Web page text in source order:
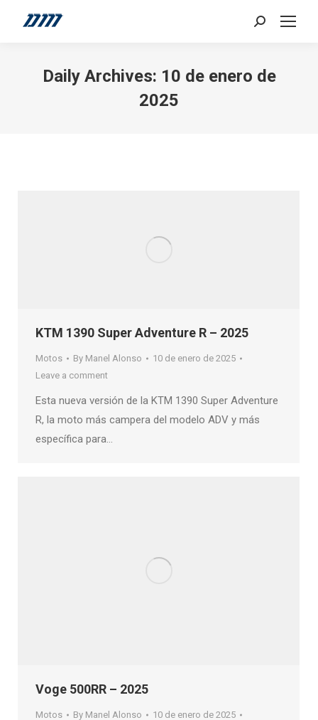
Search:
Daily Archives: 10 de enero de
2025
KTM 1390 Super Adventure R – 2025
Motos By Manel Alonso
10 de enero de 2025
Leave a comment
Esta nueva versión de la KTM 1390 Super Adventure
R, la moto más campera del modelo ADV y más
específica para…
Voge 500RR – 2025
Motos By Manel Alonso
10 de enero de 2025